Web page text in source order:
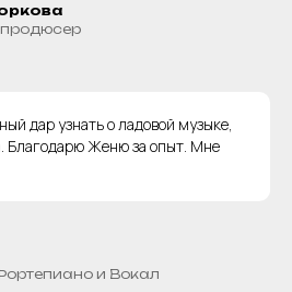
дар узнать о ладовой музыке,
Благодарю Женю за опыт. Мне
и Вокал